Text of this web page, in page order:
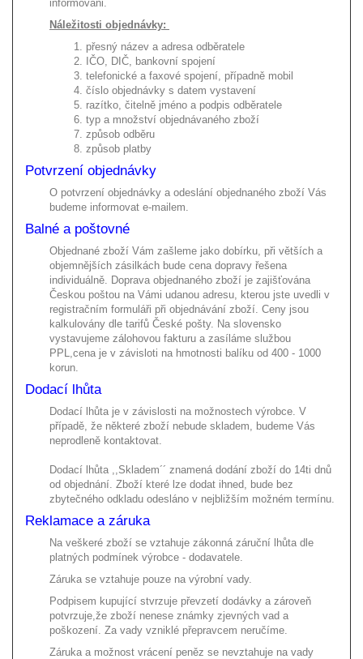
informováni.
Náležitosti objednávky:
1. přesný název a adresa odběratele
2. IČO, DIČ, bankovní spojení
3. telefonické a faxové spojení, případně mobil
4. číslo objednávky s datem vystavení
5. razítko, čitelně jméno a podpis odběratele
6. typ a množství objednávaného zboží
7. způsob odběru
8. způsob platby
Potvrzení objednávky
O potvrzení objednávky a odeslání objednaného zboží Vás
budeme informovat e-mailem.
Balné a poštovné
Objednané zboží Vám zašleme jako dobírku, při větších a
objemnějších zásilkách bude cena dopravy řešena
individuálně. Doprava objednaného zboží je zajišťována
Českou poštou na Vámi udanou adresu, kterou jste uvedli v
registračním formuláři při objednávání zboží. Ceny jsou
kalkulovány dle tarifů České pošty. Na slovensko
vystavujeme zálohovou fakturu a zasíláme službou
PPL,cena je v závisloti na hmotnosti balíku od 400 - 1000
korun.
Dodací lhůta
Dodací lhůta je v závislosti na možnostech výrobce. V
případě, že některé zboží nebude skladem, budeme Vás
neprodleně kontaktovat.
Dodací lhůta ,,Skladem´´ znamená dodání zboží do 14ti dnů
od objednání. Zboží které lze dodat ihned, bude bez
zbytečného odkladu odesláno v nejbližším možném termínu.
Reklamace a záruka
Na veškeré zboží se vztahuje zákonná záruční lhůta dle
platných podmínek výrobce - dodavatele.
Záruka se vztahuje pouze na výrobní vady.
Podpisem kupující stvrzuje převzetí dodávky a zároveň
potvrzuje,že zboží nenese známky zjevných vad a
poškození. Za vady vzniklé přepravcem neručíme.
Záruka a možnost vrácení peněz se nevztahuje na vady